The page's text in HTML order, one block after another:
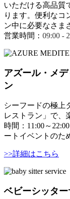
いただける高品質
ります。便利なコ
ン中に必要なさま
営業時間： 09:00 -
アズール・メ
ン
シーフードの極上
レストラン」で、
時間：11:00～
ートイベントのた
>>詳細はこちら
ベビーシッター